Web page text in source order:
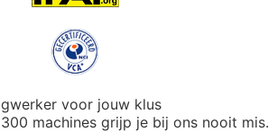
voor jouw klus
machines grijp je bij ons nooit mis.